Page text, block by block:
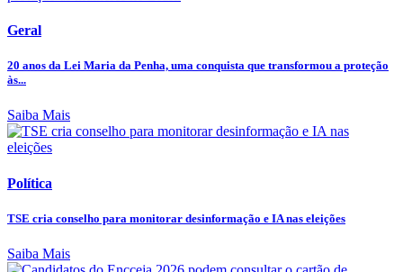
Geral
20 anos da Lei Maria da Penha, uma conquista que transformou a proteção
às...
Saiba Mais
Política
TSE cria conselho para monitorar desinformação e IA nas eleições
Saiba Mais